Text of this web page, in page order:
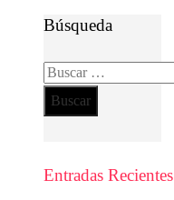
Búsqueda
Buscar:
Entradas Recientes